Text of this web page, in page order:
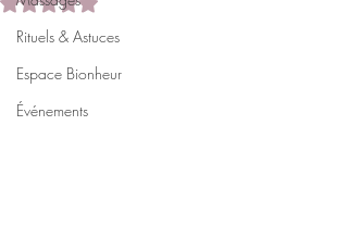
Rituels & Astuces
Espace Bionheur
Événements